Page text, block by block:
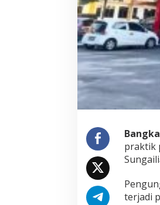
praktik
terjadi